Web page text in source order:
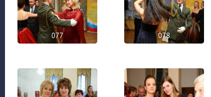
077 078